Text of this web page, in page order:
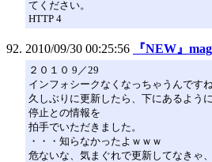
てください。
HTTP 4
2010/09/30 00:25:56 『NEW』
２０１０ 9／29
インフォシークなくなっちゃうんですね
久しぶりに更新したら、下にあるよう
停止との情報を
拍手でいただきました。
・・・知らなかったよｗｗｗ
危ないな、気まぐれで更新してなきゃ